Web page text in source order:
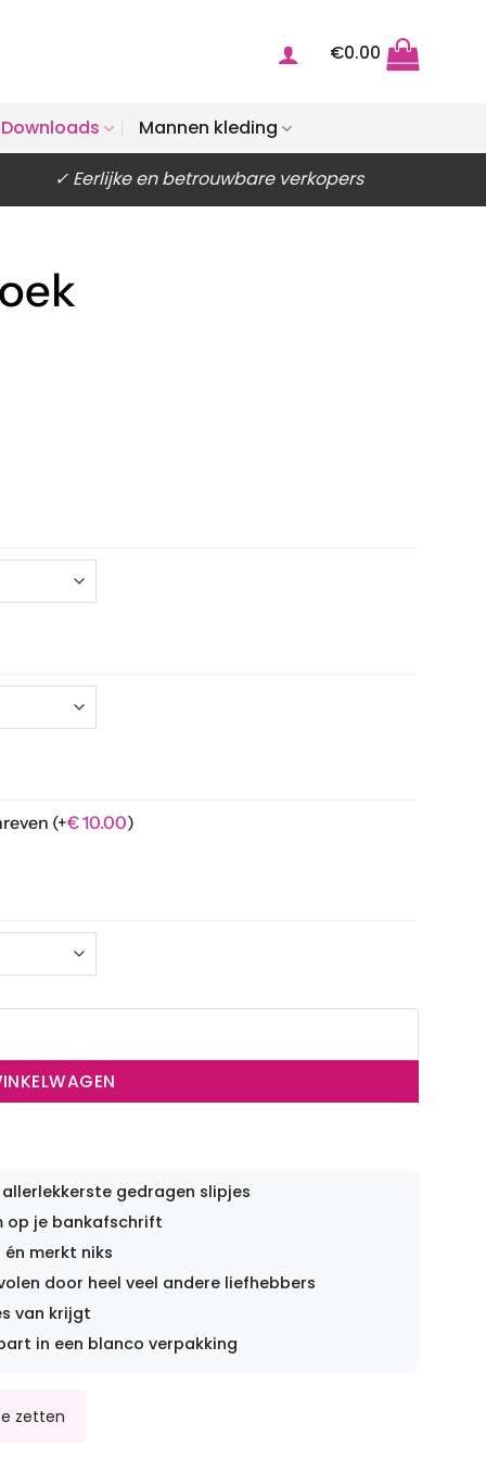
€0.00
Downloads Mannen kleding
✓ Eerlijke en betrouwbare verkopers
(+€10.00)
gedragen slipjes
op je bankafschrift
merkt niks
door heel veel andere liefhebbers
van krijgt
in een blanco verpakking